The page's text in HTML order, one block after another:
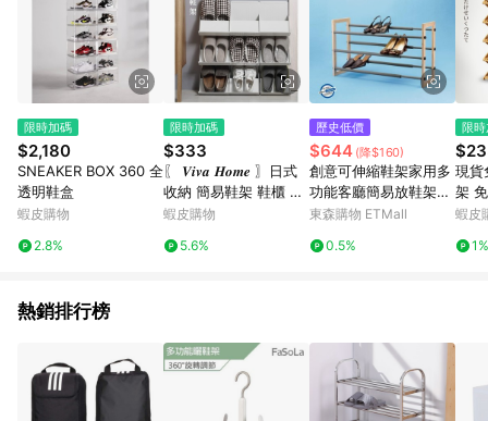
最佳解決方案，以創造優質居家環境為首要目標，成為消費者打
造幸福家園時的優先選擇。
限時加碼
$2,180
SNEAKER BOX 360 全
透明鞋盒
蝦皮購物
2.8%
限時加碼
$333
〖 𝑽𝒊𝒗𝒂 𝑯𝒐𝒎𝒆 〗日式
收納 簡易鞋架 鞋櫃 組
合鞋櫃 宿舍鞋櫃 鞋盒
物架 收納架 鞋架
蝦皮購物
5.6%
歷史低價
$644 (降$160)
創意可伸縮鞋架家用多
功能客廳簡易放鞋架子
三層加寬男女鞋收納架
東森購物 ETMall
0.5%
限
現貨
架
收納
架
蝦皮
1%
熱銷排行榜